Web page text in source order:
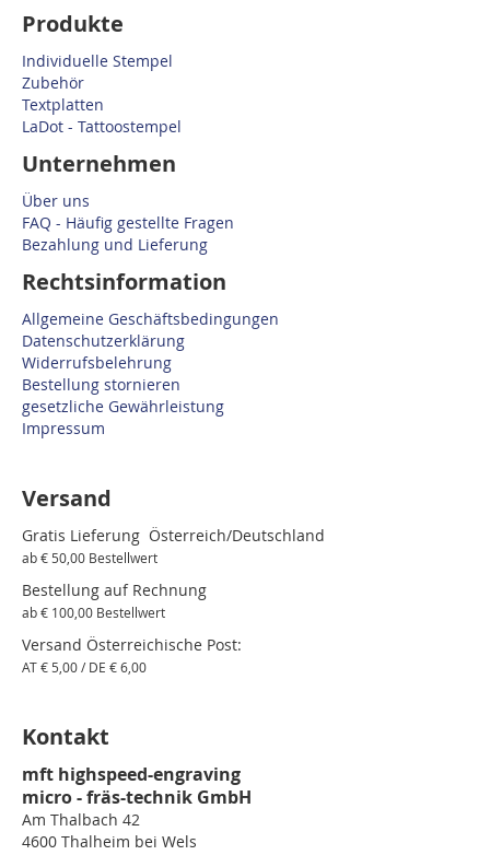
Produkte
Individuelle Stempel
Zubehör
Textplatten
LaDot - Tattoostempel
Unternehmen
Über uns
FAQ - Häufig gestellte Fragen
Bezahlung und Lieferung
Rechtsinformation
Allgemeine Geschäftsbedingungen
Datenschutzerklärung
Widerrufsbelehrung
Bestellung stornieren
gesetzliche Gewährleistung
Impressum
Versand
Gratis Lieferung Österreich/Deutschland
ab € 50,00 Bestellwert
Bestellung auf Rechnung
ab € 100,00 Bestellwert
Versand Österreichische Post:
AT € 5,00 / DE € 6,00
Kontakt
mft highspeed-engraving
micro - fräs-technik GmbH
Am Thalbach 42
4600 Thalheim bei Wels